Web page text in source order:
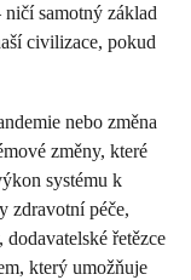
samotný základ
civilizace, pokud
nebo změna
změny, které
systému k
zdravotní péče,
řetězce
který umožňuje